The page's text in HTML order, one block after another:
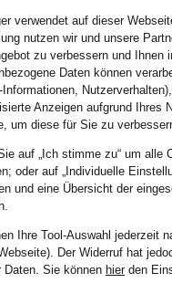
verwendet auf dieser
nutzen wir und unsere
zu verbessern und Ihnen
Daten können
Anzeigen aufgrund Ihres
um diese für Sie zu
auf „Ich stimme zu“ um
oder auf „Individuelle
und eine Übersicht der
Ihre Tool-Auswahl jederzeit
Der Widerruf hat
Daten. Sie können hierden